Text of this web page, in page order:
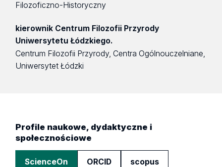
Filozoficzno-Historyczny
kierownik Centrum Filozofii Przyrody
Uniwersytetu Łódzkiego.
Centrum Filozofii Przyrody, Centra Ogólnouczelniane,
Uniwersytet Łódzki
Profile naukowe, dydaktyczne i
społecznościowe
ScienceOn ORCID scopus